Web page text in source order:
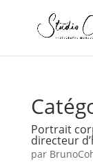
Portrait
directeur
par